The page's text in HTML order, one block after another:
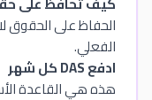
الحفاظ على الحقوق
الفعلي.
ادفع DAS كل شهر
هذه هي القاعدة